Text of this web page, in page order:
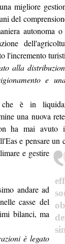
migliore
del
autonoma
l'incremento
alla
e
è in
una nuova
ha mai avuto
e pensare un
e gestire
andare ad
casse del
bilanci, ma
è legato